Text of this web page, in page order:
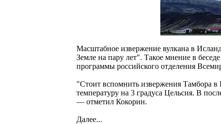
Масштабное извержение вулкана в
Земле на пару лет". Такое мнение в
программы российского отделения
"Стоит вспомнить извержения Тамбора
температуру на 3 градуса Цельсия. В
— отметил Кокорин.
Далее...